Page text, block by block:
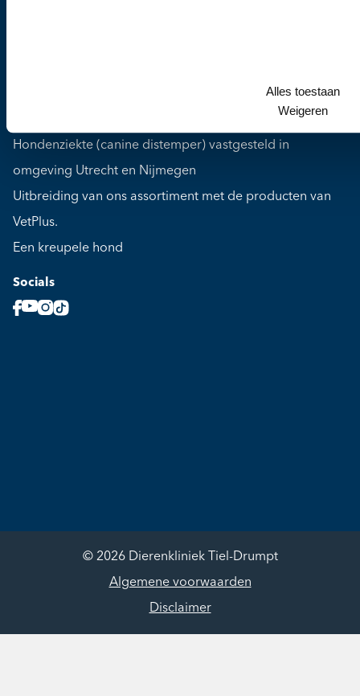
Alles toestaan
Weigeren
Hondenziekte (canine distemper) vastgesteld in
omgeving Utrecht en Nijmegen
Uitbreiding van ons assortiment met de producten van
VetPlus.
Een kreupele hond
Socials
© 2026 Dierenkliniek Tiel-Drumpt
Algemene voorwaarden
Disclaimer